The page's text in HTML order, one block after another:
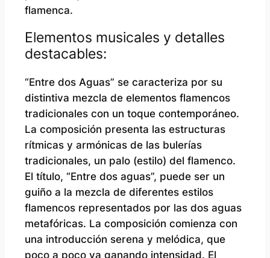
flamenca.
Elementos musicales y detalles
destacables:
“Entre dos Aguas” se caracteriza por su
distintiva mezcla de elementos flamencos
tradicionales con un toque contemporáneo.
La composición presenta las estructuras
rítmicas y armónicas de las bulerías
tradicionales, un palo (estilo) del flamenco.
El título, “Entre dos aguas”, puede ser un
guiño a la mezcla de diferentes estilos
flamencos representados por las dos aguas
metafóricas. La composición comienza con
una introducción serena y melódica, que
poco a poco va ganando intensidad. El